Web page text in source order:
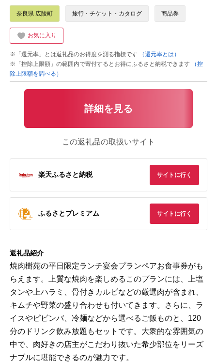
奈良県 広陵町 旅行・チケット・カタログ 商品券
お気に入り
※「還元率」とは返礼品のお得度を測る指標です
（還元率とは）
※「控除上限額」の範囲内で寄付するとお得にふるさと納税できます
（控
除上限額を調べる）
詳細を見る
この返礼品の取扱いサイト
楽天ふるさと納税 サイトに行く
ふるさとプレミアム サイトに行く
返礼品紹介
焼肉樹苑の平日限定ランチ宴会プランペアお食事券がも
らえます。上質な焼肉を楽しめるこのプランには、上塩
タンや上ハラミ、骨付きカルビなどの厳選肉が含まれ、
キムチや野菜の盛り合わせも付いてきます。さらに、ラ
イスやピビンバ、冷麺などから選べるご飯ものと、120
分のドリンク飲み放題もセットです。大衆的な雰囲気の
中で、肉好きの店主がこだわり抜いた希少部位をリーズ
ナブルに堪能できるのが魅力です。